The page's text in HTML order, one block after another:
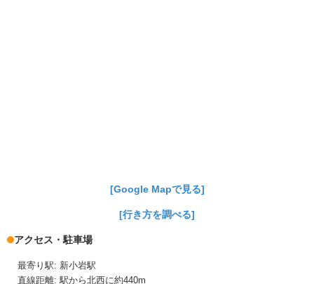
[Google Mapで見る]
[行き方を調べる]
アクセス・駐車場
最寄り駅: 新小岩駅
直線距離: 駅から北西に約440m